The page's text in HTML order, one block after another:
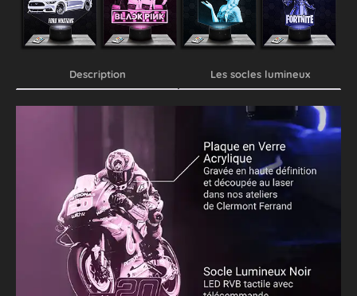
Description Les socles lumineux